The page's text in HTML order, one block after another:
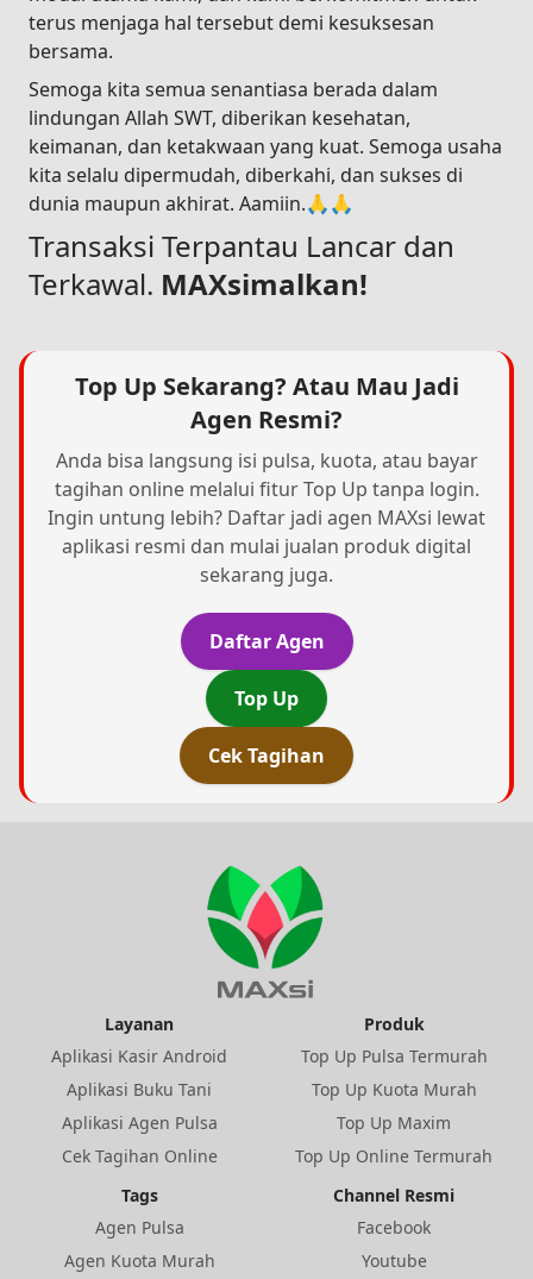
terus menjaga hal tersebut demi kesuksesan
bersama.
Semoga kita semua senantiasa berada dalam
lindungan Allah SWT, diberikan kesehatan,
keimanan, dan ketakwaan yang kuat. Semoga usaha
kita selalu dipermudah, diberkahi, dan sukses di
dunia maupun akhirat. Aamiin.🙏🙏
Transaksi Terpantau Lancar dan
Terkawal. MAXsimalkan!
Top Up Sekarang? Atau Mau Jadi
Agen Resmi?
Anda bisa langsung isi pulsa, kuota, atau bayar
tagihan online melalui fitur Top Up tanpa login.
Ingin untung lebih? Daftar jadi agen MAXsi lewat
aplikasi resmi dan mulai jualan produk digital
sekarang juga.
Daftar Agen
Top Up
Cek Tagihan
Layanan
Aplikasi Kasir Android
Aplikasi Buku Tani
Aplikasi Agen Pulsa
Cek Tagihan Online
Produk
Top Up Pulsa Termurah
Top Up Kuota Murah
Top Up Maxim
Top Up Online Termurah
Tags
Agen Pulsa
Agen Kuota Murah
Channel Resmi
Facebook
Youtube